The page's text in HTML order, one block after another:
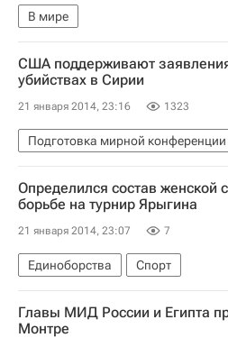
В мире
Белоруссия
Казахстан
Украина
Азия Бельгия
Европа
Брюссельский
Владимир Путин
Николай
Таможенный союз
Евросоюз
Кабинет министров Украины
Правительство РФ
СНГ
США поддерживают
убийствах в Сирии
21 января 2014, 23:16 1323
Подготовка мирной
Монтре
Женева (город)
США
Америка Во (кантон)
Весь мир
Северная Америка
Женева (кантон)
Джон Керри
Государственный департамент
Определился состав женской
борьбе на турнир Ярыгина
21 января 2014, 23:07 7
Единоборства
Спорт
Женская сборная России по
Наталья Воробьёва
Главы МИД России и Египта
Монтре